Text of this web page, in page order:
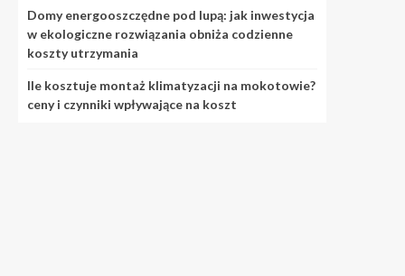
Domy energooszczędne pod lupą: jak inwestycja
w ekologiczne rozwiązania obniża codzienne
koszty utrzymania
Ile kosztuje montaż klimatyzacji na mokotowie?
ceny i czynniki wpływające na koszt